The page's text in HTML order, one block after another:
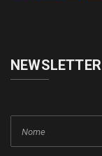
NEWSLETTER